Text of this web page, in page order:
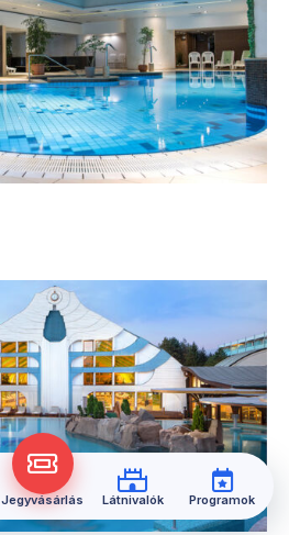
Jegyvásárlás Látnivalók Programok